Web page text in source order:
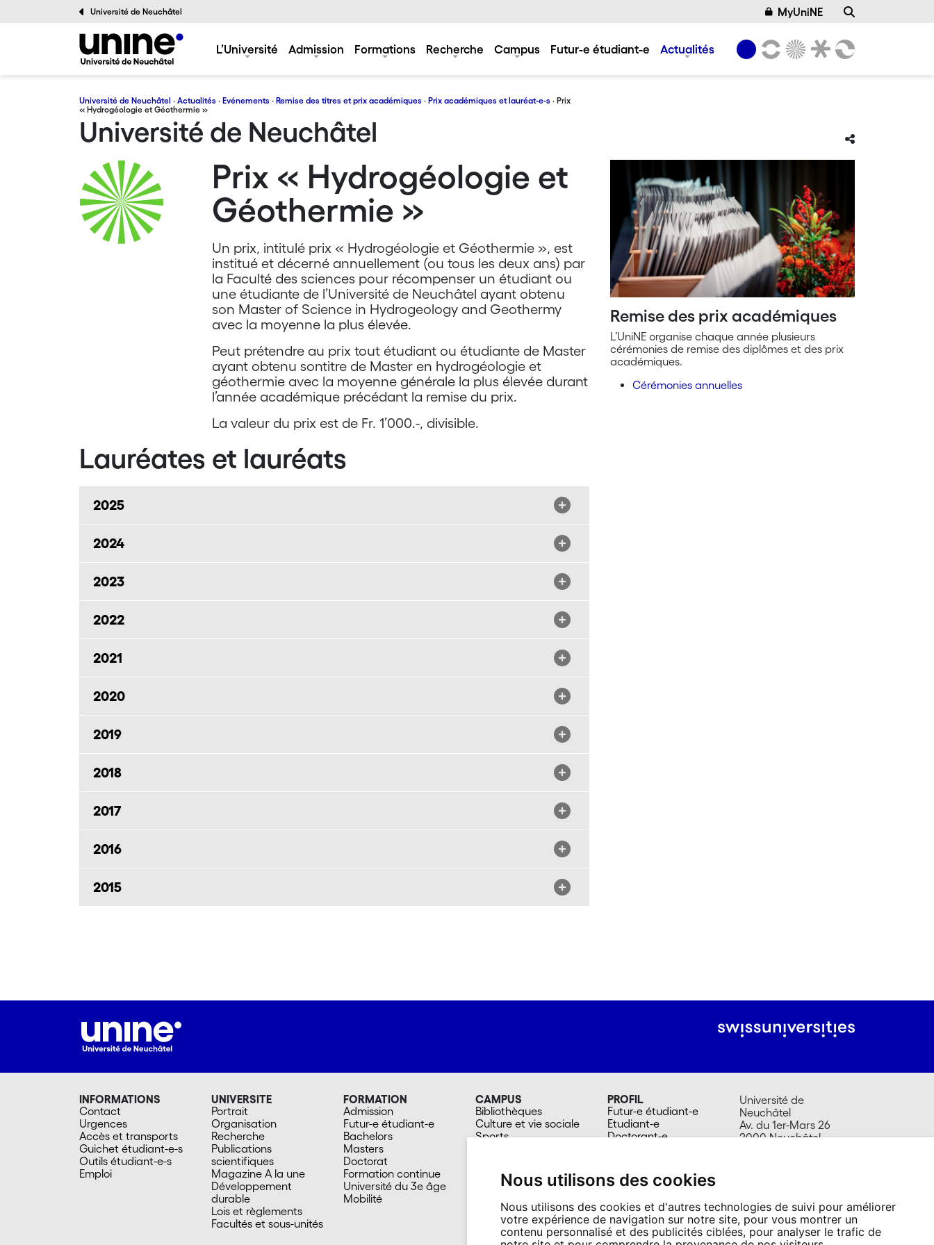
Nous utilisons des cookies
Nous utilisons des cookies et d'autres technologies de suivi pour améliorer
votre expérience de navigation sur notre site, pour vous montrer un
contenu personnalisé et des publicités ciblées, pour analyser le trafic de
Université de Neuchâtel MyUniNE
L’Université Admission Formations Recherche Campus Futur-e étudiant-e Actualités
Université de Neuchâtel · Actualités · Evénements · Remise des titres et prix académiques · Prix académiques et lauréat-e-s · Prix
« Hydrogéologie et Géothermie »
Université de Neuchâtel
Prix « Hydrogéologie et
Géothermie »
Un prix, intitulé prix « Hydrogéologie et Géothermie », est
institué et décerné annuellement (ou tous les deux ans) par
la Faculté des sciences pour récompenser un étudiant ou
une étudiante de l’Université de Neuchâtel ayant obtenu
son Master of Science in Hydrogeology and Geothermy
avec la moyenne la plus élevée.
Peut prétendre au prix tout étudiant ou étudiante de Master
ayant obtenu sontitre de Master en hydrogéologie et
géothermie avec la moyenne générale la plus élevée durant
l’année académique précédant la remise du prix.
La valeur du prix est de Fr. 1’000.-, divisible.
Lauréates et lauréats
2025
2024
2023
2022
2021
2020
2019
2018
2017
2016
2015
Remise des prix académiques
L’UniNE organise chaque année plusieurs
cérémonies de remise des diplômes et des prix
académiques.
Cérémonies annuelles
INFORMATIONS
Contact
Urgences
Accès et transports
Guichet étudiant-e-s
Outils étudiant-e-s
Emploi
UNIVERSITE
Portrait
Organisation
Recherche
Publications
scientifiques
Magazine A la une
Développement
durable
Lois et règlements
Facultés et sous-unités
FORMATION
Admission
Futur-e étudiant-e
Bachelors
Masters
Doctorat
Formation continue
Université du 3e âge
Mobilité
CAMPUS
Bibliothèques
Culture et vie sociale
Sports
En images
PROFIL
Futur-e étudiant-e
Etudiant-e
Doctorant-e
Média
Université de
Neuchâtel
Av. du 1er-Mars 26
2000 Neuchâtel